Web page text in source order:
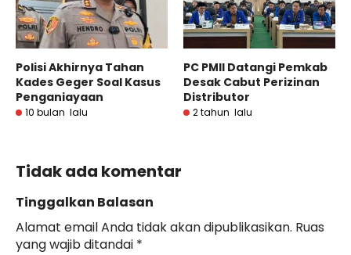
Polisi Akhirnya Tahan
Kades Geger Soal Kasus
Penganiayaan
10 bulan lalu
PC PMII Datangi Pemkab
Desak Cabut Perizinan
Distributor
2 tahun lalu
Tidak ada komentar
Tinggalkan Balasan
Alamat email Anda tidak akan dipublikasikan. Ruas
yang wajib ditandai *